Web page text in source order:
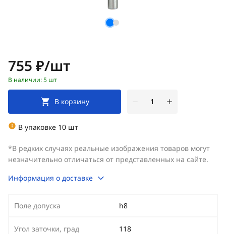
Цена:
755 ₽/шт
В наличии: 5 шт
В корзину
В упаковке 10 шт
*В редких случаях реальные изображения товаров могут
незначительно отличаться от представленных на сайте.
Информация о доставке
Поле допуска h8
Угол заточки, град 118